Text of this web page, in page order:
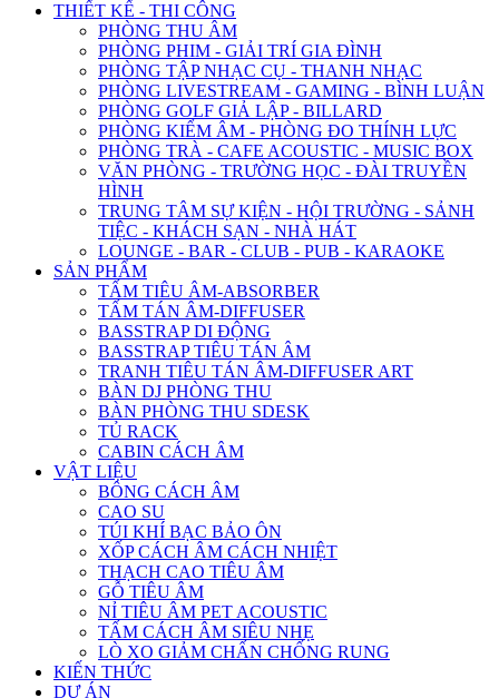
THIẾT KẾ - THI CÔNG
PHÒNG THU ÂM
PHÒNG PHIM - GIẢI TRÍ GIA ĐÌNH
PHÒNG TẬP NHẠC CỤ - THANH NHẠC
PHÒNG LIVESTREAM - GAMING - BÌNH LUẬN
PHÒNG GOLF GIẢ LẬP - BILLARD
PHÒNG KIỂM ÂM - PHÒNG ĐO THÍNH LỰC
PHÒNG TRÀ - CAFE ACOUSTIC - MUSIC BOX
VĂN PHÒNG - TRƯỜNG HỌC - ĐÀI TRUYỀN
HÌNH
TRUNG TÂM SỰ KIỆN - HỘI TRƯỜNG - SẢNH
TIỆC - KHÁCH SẠN - NHÀ HÁT
LOUNGE - BAR - CLUB - PUB - KARAOKE
SẢN PHẨM
TẤM TIÊU ÂM-ABSORBER
TẤM TÁN ÂM-DIFFUSER
BASSTRAP DI ĐỘNG
BASSTRAP TIÊU TÁN ÂM
TRANH TIÊU TÁN ÂM-DIFFUSER ART
BÀN DJ PHÒNG THU
BÀN PHÒNG THU SDESK
TỦ RACK
CABIN CÁCH ÂM
VẬT LIỆU
BÔNG CÁCH ÂM
CAO SU
TÚI KHÍ BẠC BẢO ÔN
XỐP CÁCH ÂM CÁCH NHIỆT
THẠCH CAO TIÊU ÂM
GỖ TIÊU ÂM
NỈ TIÊU ÂM PET ACOUSTIC
TẤM CÁCH ÂM SIÊU NHẸ
LÒ XO GIẢM CHẤN CHỐNG RUNG
KIẾN THỨC
DỰ ÁN